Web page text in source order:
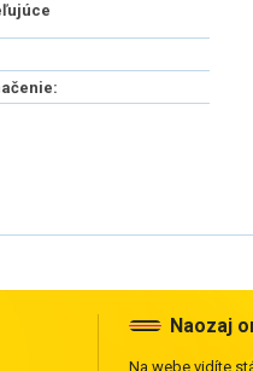
Naozaj
Na webe vidíte